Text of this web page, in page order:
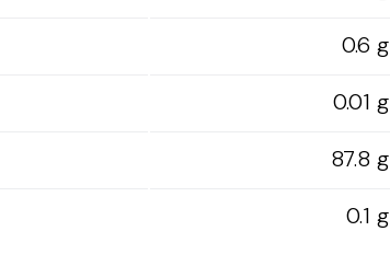
0.6 g
0.01 g
87.8 g
0.1 g